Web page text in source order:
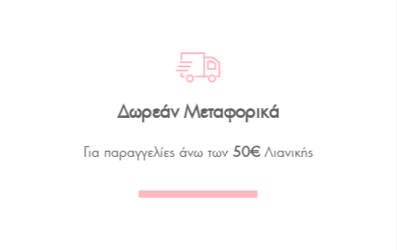
Δωρεάν Μεταφορικά
Για παραγγελίες άνω των 50€Λιανικής